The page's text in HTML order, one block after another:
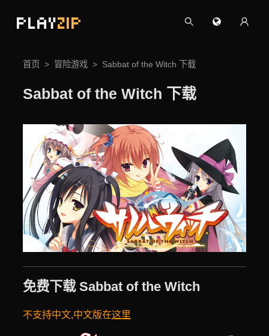
PLAYZIP
首页 冒险游戏 Sabbat of the Witch 下载
Sabbat of the Witch 下载
免费下载 Sabbat of the Witch
不支持中文,中文版在这里